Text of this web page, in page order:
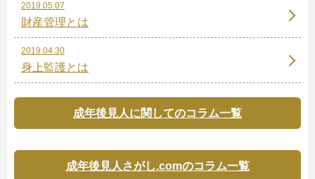
2019.05.07
財産管理とは
2019.04.30
身上監護とは
成年後見人に関してのコラム一覧
成年後見人さがし.comのコラム一覧